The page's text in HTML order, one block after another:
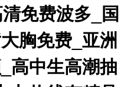
免费波多_国
胸免费_亚洲
高中生高潮抽